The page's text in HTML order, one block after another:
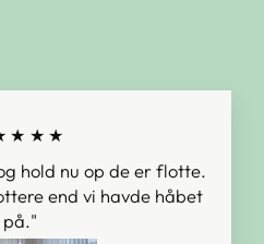
hold nu op de er flotte.
end vi havde håbet
på."